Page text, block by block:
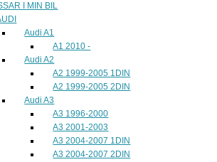
I MIN BIL
Audi A1
A1 2010 -
Audi A2
A2 1999-2005 1DIN
A2 1999-2005 2DIN
Audi A3
A3 1996-2000
A3 2001-2003
A3 2004-2007 1DIN
A3 2004-2007 2DIN